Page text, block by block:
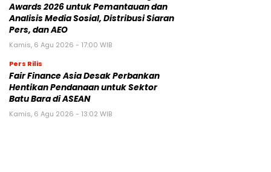
Awards 2026 untuk Pemantauan dan
Analisis Media Sosial, Distribusi Siaran
Pers, dan AEO
Kamis, 6 Agu 2026 - 17:00 WIB
Pers Rilis
Fair Finance Asia Desak Perbankan
Hentikan Pendanaan untuk Sektor
Batu Bara di ASEAN
Kamis, 6 Agu 2026 - 13:02 WIB